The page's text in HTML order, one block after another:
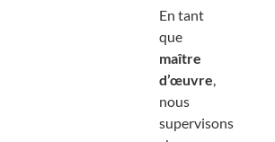
En tant
que
maître
d’œuvre,
nous
supervisons